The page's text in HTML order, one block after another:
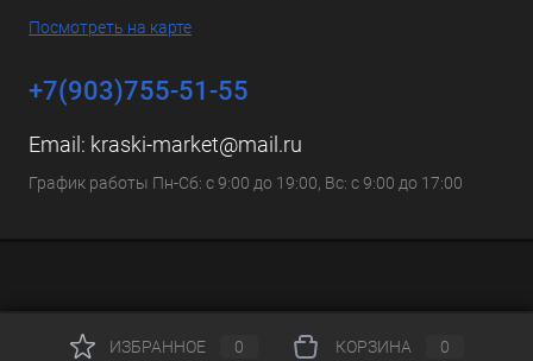
Посмотреть на карте
+7(903)755-51-55
Email: kraski-market@mail.ru
График работы Пн-Сб: с 9:00 до 19:00, Вс: с 9:00 до 17:00
ИЗБРАННОЕ 0 КОРЗИНА 0